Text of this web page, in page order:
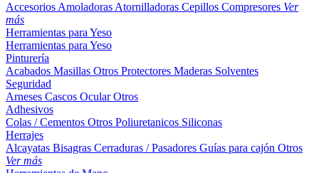
Accesorios Amoladoras Atornilladoras Cepillos Compresores Ver
más
Herramientas para Yeso
Herramientas para Yeso
Pinturería
Acabados Masillas Otros Protectores Maderas Solventes
Seguridad
Arneses Cascos OcularOtros
Adhesivos
Colas / Cementos Otros Poliuretanicos Siliconas
Herrajes
Alcayatas Bisagras Cerraduras / Pasadores Guías para cajón Otros
Ver más